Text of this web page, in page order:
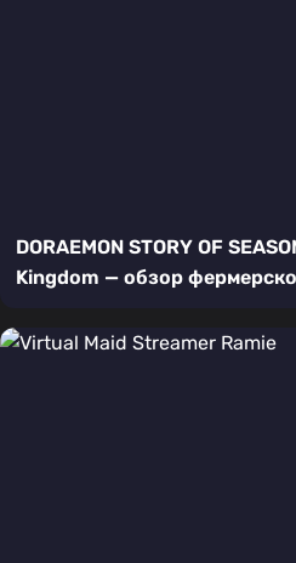
DORAEMON STORY OF
Kingdom — обзор